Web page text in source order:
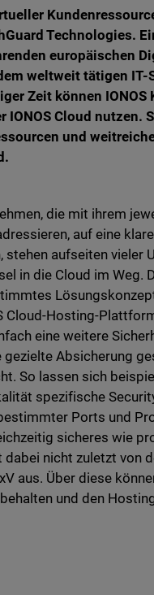
Technologies.
europäischen
weltweit tätigen
Zeit können IONOS
Cloud nutzen.
und
die mit ihrem
auf eine
aufseiten vieler
in die Cloud im Weg.
Cloud-Hosting-
eine weitere
Absicherung
So lassen sich
spezifische
Ports und
sicheres wie
nicht zuletzt von
aus. Über diese
und den